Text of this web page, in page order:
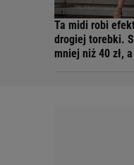
Ta midi robi
drogiej torebki.
mniej niż 40 zł,